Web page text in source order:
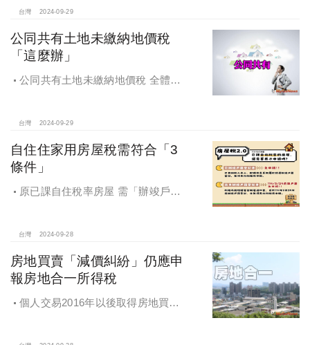
台灣 2024-09-29
公同共有土地未繳納地價稅
「這麼辦」
公同共有土地未繳納地價稅 全體公
台灣 2024-09-29
自住住家用房屋稅需符合「3
條件」
原已課自住稅率房屋 需「辦竣戶籍
台灣 2024-09-28
房地買賣「減價糾紛」仍應申
報房地合一所得稅
個人交易2016年以後取得房地買賣